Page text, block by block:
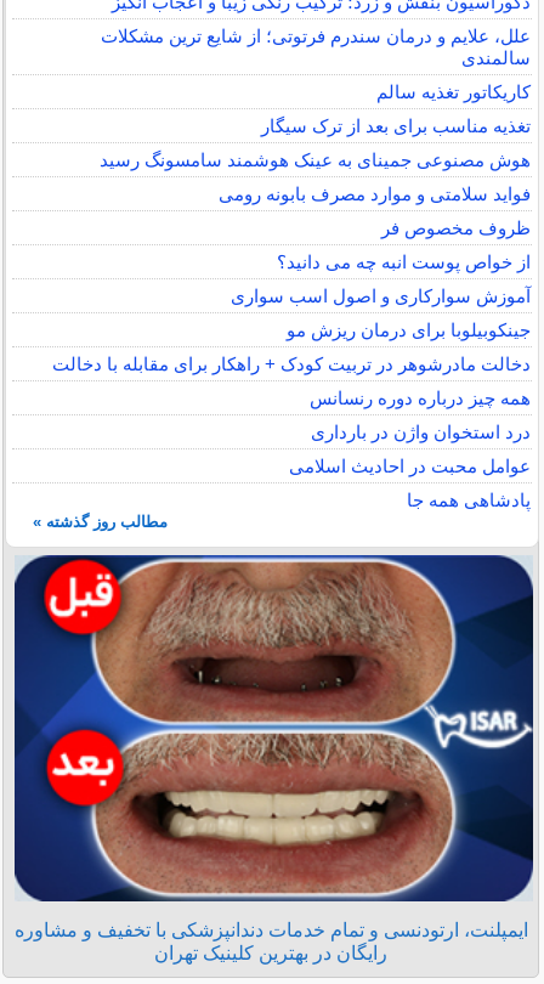
علل، علایم و درمان سندرم فرتوتی؛ از شایع ترین مشکلات
سالمندی
کاریکاتور تغذیه سالم
تغذیه مناسب برای بعد از ترک سیگار
هوش مصنوعی جمینای به عینک هوشمند سامسونگ رسید
فواید سلامتی و موارد مصرف بابونه رومی
ظروف مخصوص فر
از خواص پوست انبه چه می دانید؟
آموزش سوارکاری و اصول اسب سواری
جینکوبیلوبا برای درمان ریزش مو
دخالت مادرشوهر در تربیت کودک + راهکار برای مقابله با دخالت
همه چیز درباره دوره رنسانس
درد استخوان واژن در بارداری
عوامل محبت در احادیث اسلامى
پادشاهی همه جا
مطالب روز گذشته »
ایمپلنت، ارتودنسی و تمام خدمات دندانپزشکی با تخفیف و مشاوره
رایگان در بهترین کلینیک تهران